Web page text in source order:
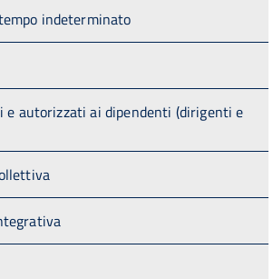
indeterminato
e autorizzati ai dipendenti (dirigenti e